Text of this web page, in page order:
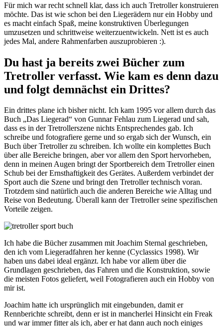
Für mich war recht schnell klar, dass ich auch Tretroller konstruieren
möchte. Das ist wie schon bei den Liegerädern nur ein Hobby und
es macht einfach Spaß, meine konstruktiven Überlegungen
umzusetzen und schrittweise weiterzuentwickeln. Nett ist es auch
jedes Mal, andere Rahmenfarben auszuprobieren :).
Du hast ja bereits zwei Bücher zum
Tretroller verfasst. Wie kam es denn dazu
und folgt demnächst ein Drittes?
Ein drittes plane ich bisher nicht. Ich kam 1995 vor allem durch das
Buch „Das Liegerad“ von Gunnar Fehlau zum Liegerad und sah,
dass es in der Tretrollerszene nichts Entsprechendes gab. Ich
schreibe und fotografiere gerne und so ergab sich der Wunsch, ein
Buch über Tretroller zu schreiben. Ich wollte ein komplettes Buch
über alle Bereiche bringen, aber vor allem den Sport hervorheben,
denn in meinen Augen bringt der Sportbereich dem Tretroller einen
Schub bei der Ernsthaftigkeit des Gerätes. Außerdem verbindet der
Sport auch die Szene und bringt den Tretroller technisch voran.
Trotzdem sind natürlich auch die anderen Bereiche wie Alltag und
Reise von Bedeutung. Überall kann der Tretroller seine spezifischen
Vorteile zeigen.
Ich habe die Bücher zusammen mit Joachim Sternal geschrieben,
den ich vom Liegeradfahren her kenne (Cyclassics 1998). Wir
haben uns dabei ideal ergänzt. Ich habe vor allem über die
Grundlagen geschrieben, das Fahren und die Konstruktion, sowie
die meisten Fotos geliefert, weil Fotografieren auch ein Hobby von
mir ist.
Joachim hatte ich ursprünglich mit eingebunden, damit er
Rennberichte schreibt, denn er ist in mancherlei Hinsicht ein Freak
und war immer fitter als ich, aber er hat dann auch noch einiges